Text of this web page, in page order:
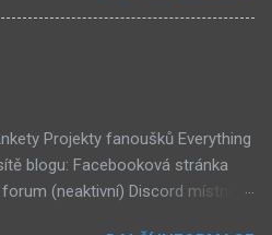
První screen, který se na stránce
1 ( stránka sub8 ) Screen, který
ikona her na PastelPortal.com,
že vystoupíme z Liziny lodi,
Projekty fanoušků Everything
blogu: Facebooková stránka
(neaktivní) Discord místnost